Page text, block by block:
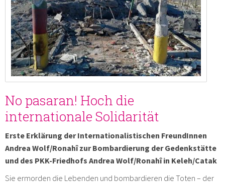
No pasaran! Hoch die
internationale Solidarität
Erste Erklärung der Internationalistischen FreundInnen
Andrea Wolf/Ronahî zur Bombardierung der Gedenkstätte
und des PKK-Friedhofs Andrea Wolf/Ronahî in Keleh/Catak
Sie ermorden die Lebenden und bombardieren die Toten – der